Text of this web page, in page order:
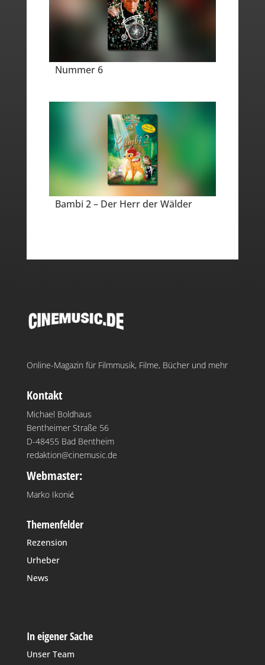
Nummer 6
Bambi 2 – Der Herr der Wälder
Online-Magazin für Filmmusik, Filme, Bücher und mehr
Kontakt
Michael Boldhaus
Bentheimer Straße 56
D-48455 Bad Bentheim
redaktion@cinemusic.de
Webmaster:
Marko Ikonić
Themenfelder
Rezension
Urheber
News
In eigener Sache
Unser Team